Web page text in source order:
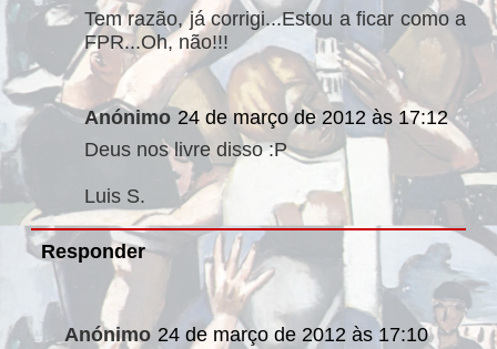
Tem razão, já corrigi...Estou a ficar como a
FPR...Oh, não!!!
Anónimo 24 de março de 2012 às 17:12
Deus nos livre disso :P
Luis S.
Responder
Anónimo 24 de março de 2012 às 17:10